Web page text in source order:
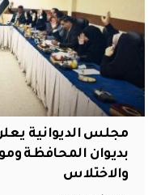
مجلس الديوانية
بديوان المحافظة
والاختلاس